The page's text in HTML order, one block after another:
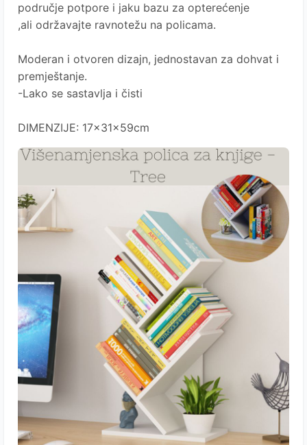
područje potpore i jaku bazu za opterećenje
,ali održavajte ravnotežu na policama.
Moderan i otvoren dizajn, jednostavan za dohvat i
premještanje.
-Lako se sastavlja i čisti
DIMENZIJE: 17x31x59cm